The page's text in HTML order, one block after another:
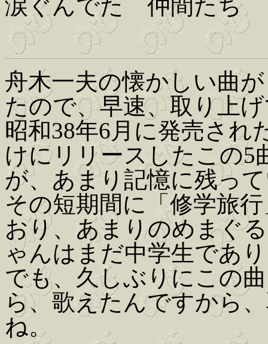
涙ぐんでた 仲間たち
舟木一夫の懐かしい曲
たので、早速、取り上
昭和38年6月に発売され
けにリリースしたこの5
が、あまり記憶に残っ
その短期間に「修学旅
おり、あまりのめまぐ
ゃんはまだ中学生であ
でも、久しぶりにこの
ら、歌えたんですから
ね。